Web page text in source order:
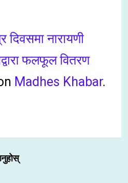
दिवसमा नारायणी
फलफूल वितरण
Madhes Khabar.